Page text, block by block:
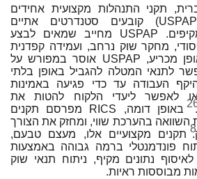
תקני התנהלות מקצועית אחידים
לשמאים (USPAP) קובעים סטנדרטים אתיים
וביצועיים מקיפים. USPAP מחייב שמאים לבצע
מחקר שוק נרחב, ועמידה קפדנית
באופן מכריע, USPAP אוסר במפורש על
לתנאי המטלה להגביל באופן בלתי
העבודה עד כדי פגיעה באמינות
לאפשר ליעדי הלקוח להטות את
באופן דומה, RICS מפרסם תקנים
השוואה בהערכת שווי, ומחזק את הצורך
8תקנים מקצועיים אלו, מעצם טבעם,
פונדמנטלי ברמה גבוהה באמצעות
נתונים מקיף, ניתוח תנאי שוק
מבוססות ראיות.